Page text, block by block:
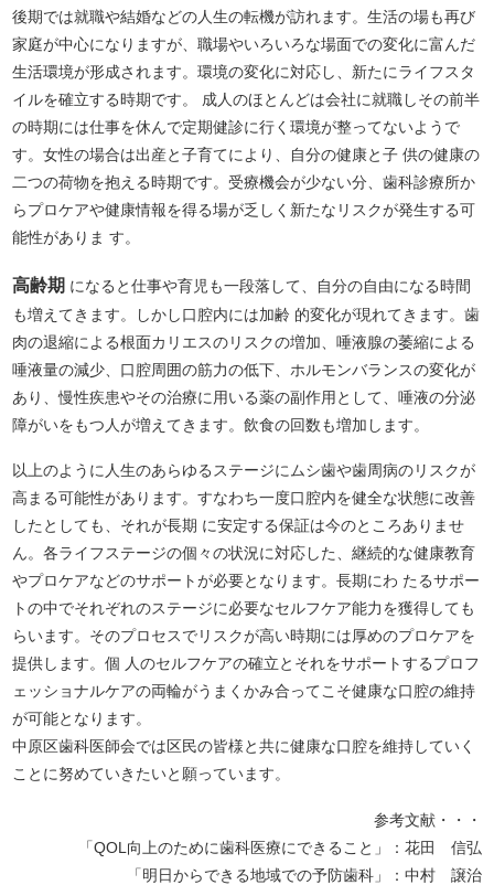
後期では就職や結婚などの人生の転機が訪れます。生活の場も再び
家庭が中心になりますが、職場やいろいろな場面での変化に富んだ
生活環境が形成されます。環境の変化に対応し、新たにライフスタ
イルを確立する時期です。 成人のほとんどは会社に就職しその前半
の時期には仕事を休んで定期健診に行く環境が整ってないようで
す。女性の場合は出産と子育てにより、自分の健康と子 供の健康の
二つの荷物を抱える時期です。受療機会が少ない分、歯科診療所か
らプロケアや健康情報を得る場が乏しく新たなリスクが発生する可
能性がありま す。
高齢期 になると仕事や育児も一段落して、自分の自由になる時間
も増えてきます。しかし口腔内には加齢 的変化が現れてきます。歯
肉の退縮による根面カリエスのリスクの増加、唾液腺の萎縮による
唾液量の減少、口腔周囲の筋力の低下、ホルモンバランスの変化が
あり、慢性疾患やその治療に用いる薬の副作用として、唾液の分泌
障がいをもつ人が増えてきます。飲食の回数も増加します。
以上のように人生のあらゆるステージにムシ歯や歯周病のリスクが
高まる可能性があります。すなわち一度口腔内を健全な状態に改善
したとしても、それが長期 に安定する保証は今のところありませ
ん。各ライフステージの個々の状況に対応した、継続的な健康教育
やプロケアなどのサポートが必要となります。長期にわ たるサポー
トの中でそれぞれのステージに必要なセルフケア能力を獲得しても
らいます。そのプロセスでリスクが高い時期には厚めのプロケアを
提供します。個 人のセルフケアの確立とそれをサポートするプロフ
ェッショナルケアの両輪がうまくかみ合ってこそ健康な口腔の維持
が可能となります。
中原区歯科医師会では区民の皆様と共に健康な口腔を維持していく
ことに努めていきたいと願っています。
参考文献・・・
「QOL向上のために歯科医療にできること」：花田 信弘
「明日からできる地域での予防歯科」：中村 譲治